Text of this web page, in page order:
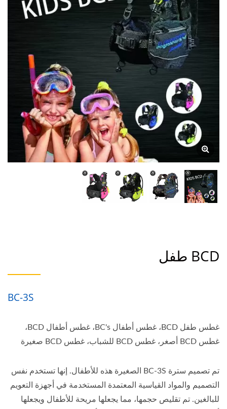
BCD طفل
BC-3S
غطس طفل BCD، غطس أطفال BC's، غطس أطفال BCD،
غطس BCD أصغر، غطس BCD للشباب، غطس BCD صغيرة
تم تصميم سترة BC-3S الصغيرة هذه للأطفال. إنها تستخدم نفس
التصميم والمواد القياسية المعتمدة المستخدمة في أجهزة التعويم
للبالغين. تم تقليص حجمها، مما يجعلها مريحة للأطفال ويجعلها